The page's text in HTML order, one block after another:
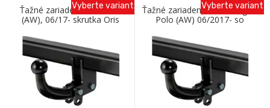
Ťažné zariadenie VW Polo
(AW), 06/17- skrutka Oris
Vyberte variant
Ťažné zariadenie Volkswagen
Polo (AW) 06/2017- so
Vyberte variant